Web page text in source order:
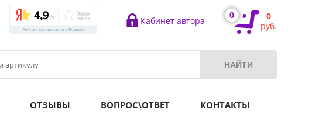
Кабинет автора
0
0
руб.
ОТЗЫВЫ ВОПРОС\ОТВЕТ КОНТАКТЫ